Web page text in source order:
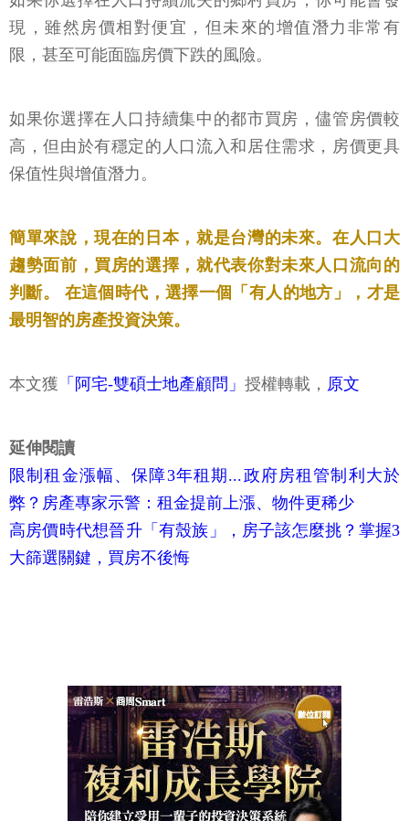
現，雖然房價相對便宜，但未來的增值潛力非常有
限，甚至可能面臨房價下跌的風險。
如果你選擇在人口持續集中的都市買房，儘管房價較
高，但由於有穩定的人口流入和居住需求，房價更具
保值性與增值潛力。
簡單來說，現在的日本，就是台灣的未來。在人口大
趨勢面前，買房的選擇，就代表你對未來人口流向的
判斷。 在這個時代，選擇一個「有人的地方」，才是
最明智的房產投資決策。
本文獲 「阿宅-雙碩士地產顧問」 授權轉載， 原文
延伸閱讀
限制租金漲幅、保障3年租期...政府房租管制利大於
弊？房產專家示警：租金提前上漲、物件更稀少
高房價時代想晉升「有殼族」，房子該怎麼挑？掌握3
大篩選關鍵，買房不後悔